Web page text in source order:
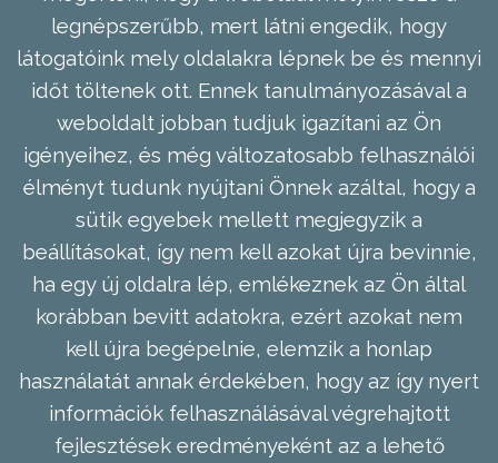
legnépszerűbb, mert látni engedik, hogy
látogatóink mely oldalakra lépnek be és mennyi
időt töltenek ott. Ennek tanulmányozásával a
weboldalt jobban tudjuk igazítani az Ön
igényeihez, és még változatosabb felhasználói
élményt tudunk nyújtani Önnek azáltal, hogy a
sütik egyebek mellett megjegyzik a
beállításokat, így nem kell azokat újra bevinnie,
ha egy új oldalra lép, emlékeznek az Ön által
korábban bevitt adatokra, ezért azokat nem
kell újra begépelnie, elemzik a honlap
használatát annak érdekében, hogy az így nyert
információk felhasználásával végrehajtott
fejlesztések eredményeként az a lehető